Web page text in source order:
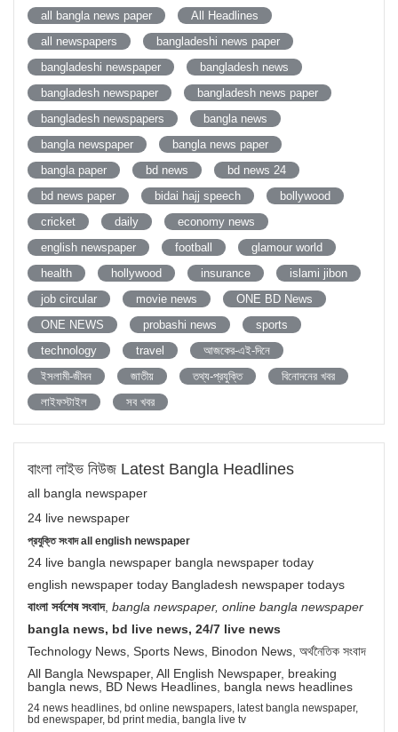
all bangla news paper
All Headlines
all newspapers
bangladeshi news paper
bangladeshi newspaper
bangladesh news
bangladesh newspaper
bangladesh news paper
bangladesh newspapers
bangla news
bangla newspaper
bangla news paper
bangla paper
bd news
bd news 24
bd news paper
bidai hajj speech
bollywood
cricket
daily
economy news
english newspaper
football
glamour world
health
hollywood insurance
islami jibon
job circular
movie news
ONE BD News
ONE NEWS
probashi news
sports
technology
travel
আজকের-এই-দিনে
ইসলামী-জীবন
জাতীয় তথ্য-প্রযুক্তি
বিনোদনের খবর
লাইফস্টাইল
সব খবর
বাংলা লাইভ নিউজ Latest Bangla Headlines
all bangla newspaper
24 live newspaper
প্রযুক্তি সংবাদ all english newspaper
24 live bangla newspaper bangla newspaper today
english newspaper today Bangladesh newspaper todays
বাংলা সর্বশেষ সংবাদ, bangla newspaper, online bangla newspaper
bangla news, bd live news, 24/7 live news
Technology News, Sports News, Binodon News, অর্থনৈতিক সংবাদ
All Bangla Newspaper, All English Newspaper, breaking
bangla news, BD News Headlines, bangla news headlines
24 news headlines, bd online newspapers, latest bangla newspaper,
bd enewspaper, bd print media, bangla live tv